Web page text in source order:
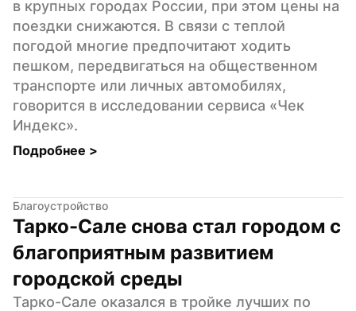
в крупных городах России, при этом цены на
поездки снижаются. В связи с теплой
погодой многие предпочитают ходить
пешком, передвигаться на общественном
транспорте или личных автомобилях,
говорится в исследовании сервиса «Чек
Индекс».
Подробнее >
Благоустройство
Тарко-Сале снова стал городом с
благоприятным развитием
городской среды
Тарко-Сале оказался в тройке лучших по